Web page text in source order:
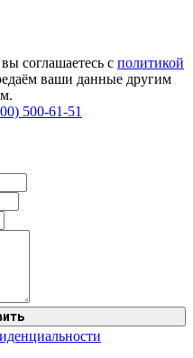
соглашаетесь с политикой
ваши данные другим
500-61-51